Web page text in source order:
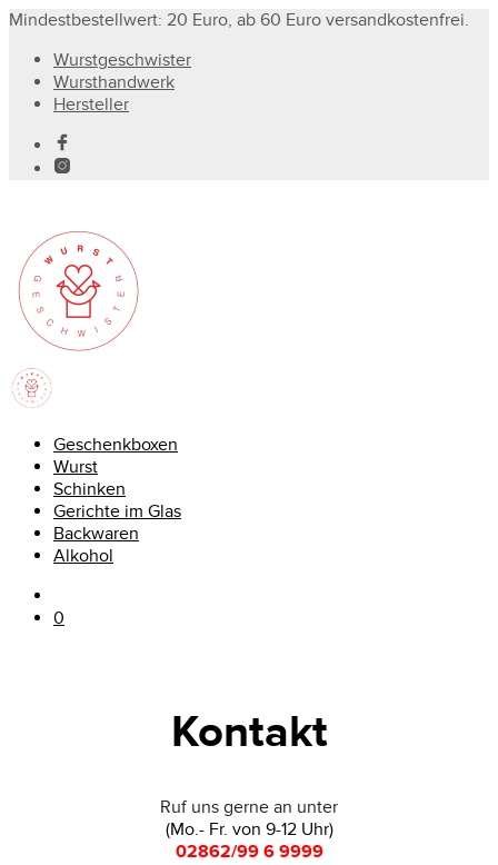
Mindestbestellwert: 20 Euro, ab 60 Euro versandkostenfrei.
Wurstgeschwister
Wursthandwerk
Hersteller
Geschenkboxen
Wurst
Schinken
Gerichte im Glas
Backwaren
Alkohol
0
Kontakt
Ruf uns gerne an unter
(Mo.- Fr. von 9-12 Uhr)
02862/99 6 9999